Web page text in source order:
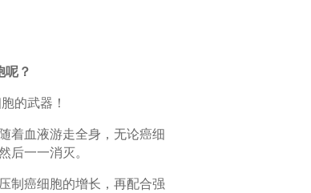
呢？
的武器！
着血液游走全身，无论癌细
一一消灭。
制癌细胞的增长，再配合强